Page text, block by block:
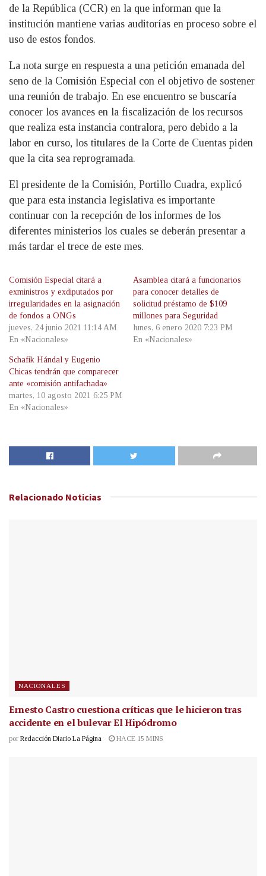
de la República (CCR) en la que informan que la
institución mantiene varias auditorías en proceso sobre el
uso de estos fondos.
La nota surge en respuesta a una petición emanada del
seno de la Comisión Especial con el objetivo de sostener
una reunión de trabajo. En ese encuentro se buscaría
conocer los avances en la fiscalización de los recursos
que realiza esta instancia contralora, pero debido a la
labor en curso, los titulares de la Corte de Cuentas piden
que la cita sea reprogramada.
El presidente de la Comisión, Portillo Cuadra, explicó
que para esta instancia legislativa es importante
continuar con la recepción de los informes de los
diferentes ministerios los cuales se deberán presentar a
más tardar el trece de este mes.
Comisión Especial citará a
exministros y exdiputados por
irregularidades en la asignación
de fondos a ONGs
jueves, 24 junio 2021 11:14 AM
En «Nacionales»
Asamblea citará a funcionarios
para conocer detalles de
solicitud préstamo de $109
millones para Seguridad
lunes, 6 enero 2020 7:23 PM
En «Nacionales»
Schafik Hándal y Eugenio
Chicas tendrán que comparecer
ante «comisión antifachada»
martes, 10 agosto 2021 6:25 PM
En «Nacionales»
Relacionado Noticias
NACIONALES
Ernesto Castro cuestiona críticas que le hicieron tras
accidente en el bulevar El Hipódromo
por Redacción Diario La Página HACE 15 MINS